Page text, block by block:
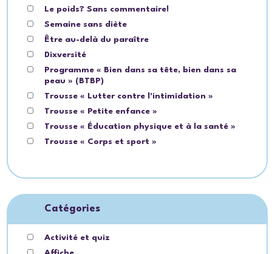
Le poids? Sans commentaire!
Semaine sans diète
Être au-delà du paraître
Dixversité
Programme « Bien dans sa tête, bien dans sa
peau » (BTBP)
Trousse « Lutter contre l'intimidation »
Trousse « Petite enfance »
Trousse « Éducation physique et à la santé »
Trousse « Corps et sport »
Catégories
Activité et quiz